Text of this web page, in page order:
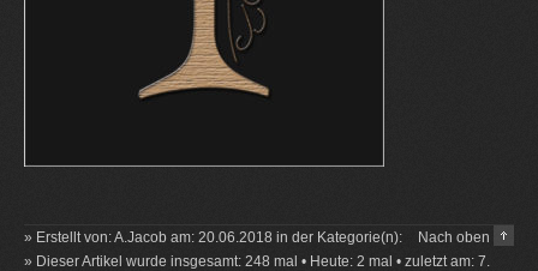
Nach oben
» Erstellt von: A.Jacob am: 20.06.2018 in der Kategorie(n):
» Dieser Artikel wurde insgesamt: 248 mal • Heute: 2 mal • zuletzt am: 7.